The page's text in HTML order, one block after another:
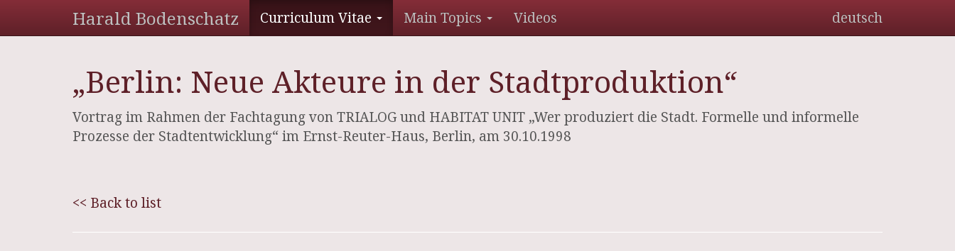
Harald Bodenschatz Curriculum Vitae Main Topics Videos deutsch
„Berlin: Neue Akteure in der Stadtproduktion“
Vortrag im Rahmen der Fachtagung von TRIALOG und HABITAT UNIT „Wer produziert die Stadt. Formelle und informelle
Prozesse der Stadtentwicklung“ im Ernst-Reuter-Haus, Berlin, am 30.10.1998
<< Back to list